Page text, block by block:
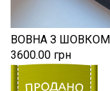
ВОВНА З
3600.00 грн